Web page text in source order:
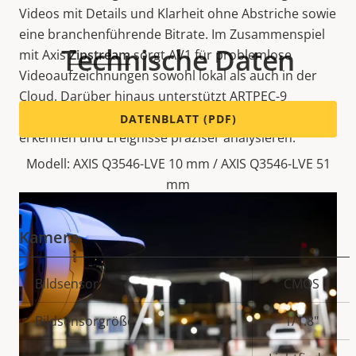
Videos mit Details und Klarheit ohne Abstriche sowie
eine branchenführende Bitrate. Im Zusammenspiel
mit AxisZipstreamsorgt AV1 für problemlose
Videoaufzeichnungen sowohl lokal als auch in der
Cloud. Darüber hinaus unterstützt ARTPEC-9
erweiterte Analyseanwendungen, die Objekte früher
erkennen und Ereignisse präziser analysieren.
Technische Daten
DATENBLATT (PDF)
Modell: AXIS Q3546-LVE 10 mm / AXIS Q3546-LVE 51
mm
Kamera
Eigentumsbeschreibung Eigentumswert
Bildsensor CMOS
Bildsensorgröße 1/1.8"